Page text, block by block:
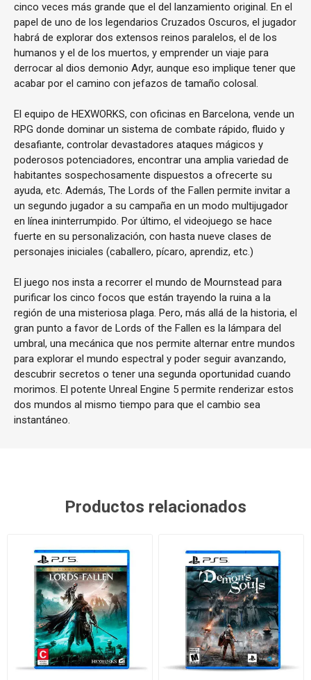
cinco veces más grande que el del lanzamiento original. En el
papel de uno de los legendarios Cruzados Oscuros, el jugador
habrá de explorar dos extensos reinos paralelos, el de los
humanos y el de los muertos, y emprender un viaje para
derrocar al dios demonio Adyr, aunque eso implique tener que
acabar por el camino con jefazos de tamaño colosal.
El equipo de HEXWORKS, con oficinas en Barcelona, vende un
RPG donde dominar un sistema de combate rápido, fluido y
desafiante, controlar devastadores ataques mágicos y
poderosos potenciadores, encontrar una amplia variedad de
habitantes sospechosamente dispuestos a ofrecerte su
ayuda, etc. Además, The Lords of the Fallen permite invitar a
un segundo jugador a su campaña en un modo multijugador
en línea ininterrumpido. Por último, el videojuego se hace
fuerte en su personalización, con hasta nueve clases de
personajes iniciales (caballero, pícaro, aprendiz, etc.)
El juego nos insta a recorrer el mundo de Mournstead para
purificar los cinco focos que están trayendo la ruina a la
región de una misteriosa plaga. Pero, más allá de la historia, el
gran punto a favor de Lords of the Fallen es la lámpara del
umbral, una mecánica que nos permite alternar entre mundos
para explorar el mundo espectral y poder seguir avanzando,
descubrir secretos o tener una segunda oportunidad cuando
morimos. El potente Unreal Engine 5 permite renderizar estos
dos mundos al mismo tiempo para que el cambio sea
instantáneo.
Productos relacionados